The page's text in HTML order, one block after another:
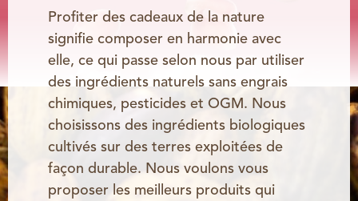
Profiter des cadeaux de la nature
signifie composer en harmonie avec
elle, ce qui passe selon nous par utiliser
des ingrédients naturels sans engrais
chimiques, pesticides et OGM. Nous
choisissons des ingrédients biologiques
cultivés sur des terres exploitées de
façon durable. Nous voulons vous
proposer les meilleurs produits qui